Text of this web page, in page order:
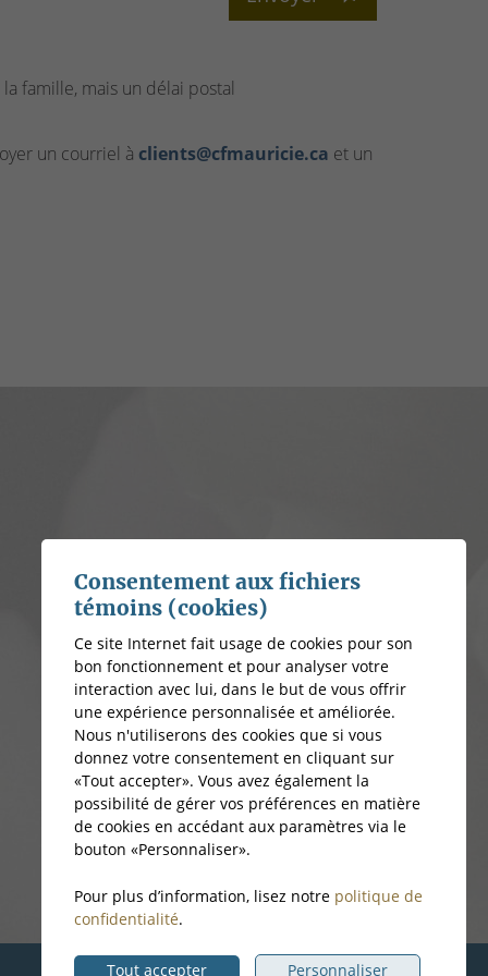
famille, mais un délai postal
un courriel à clients@cfmauricie.ca et un
Consentement aux fichiers
témoins (cookies)
Ce site Internet fait usage de cookies pour son
bon fonctionnement et pour analyser votre
interaction avec lui, dans le but de vous offrir
une expérience personnalisée et améliorée.
Nous n'utiliserons des cookies que si vous
donnez votre consentement en cliquant sur
«Tout accepter». Vous avez également la
possibilité de gérer vos préférences en matière
de cookies en accédant aux paramètres via le
bouton «Personnaliser».
Pour plus d’information, lisez notre politique de
confidentialité.
Tout accepter Personnaliser